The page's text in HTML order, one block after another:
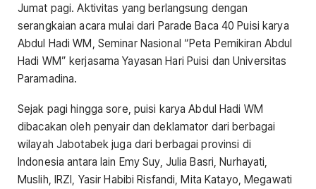
Jumat pagi. Aktivitas yang berlangsung dengan
serangkaian acara mulai dari Parade Baca 40 Puisi karya
Abdul Hadi WM, Seminar Nasional “Peta Pemikiran Abdul
Hadi WM” kerjasama Yayasan Hari Puisi dan Universitas
Paramadina.
Sejak pagi hingga sore, puisi karya Abdul Hadi WM
dibacakan oleh penyair dan deklamator dari berbagai
wilayah Jabotabek juga dari berbagai provinsi di
Indonesia antara lain Emy Suy, Julia Basri, Nurhayati,
Muslih, IRZI, Yasir Habibi Risfandi, Mita Katayo, Megawati